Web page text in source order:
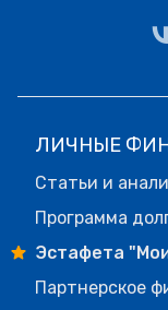
ЛИЧНЫЕ
Статьи и
Программа
Эстафета
Партнерское